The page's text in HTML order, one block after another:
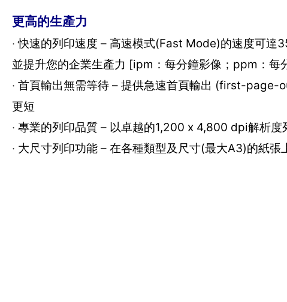
更高的生產力
‧ 快速的列印速度 – 高速模式(Fast Mode)的速度可
並提升您的企業生產力 [ipm：每分鐘影像；ppm：每
‧ 首頁輸出無需等待 – 提供急速首頁輸出 (first-
更短
‧ 專業的列印品質 – 以卓越的1,200 x 4,800 dpi解析
‧ 大尺寸列印功能 – 在各種類型及尺寸(最大A3)的紙